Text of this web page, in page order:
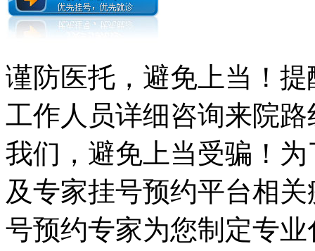
谨防医托，避免上当！
工作人员详细咨询来院
我们，避免上当受骗！
及专家挂号预约平台相
号预约专家为您制定专